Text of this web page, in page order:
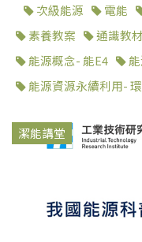
次級能源 電能
素養教案
通識教材
能源概念- 能E4
能源資源永續利用-
潔能講堂